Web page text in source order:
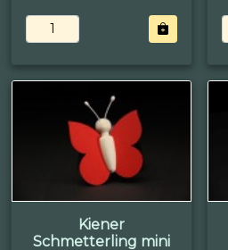
Kiener
Schmetterling mini